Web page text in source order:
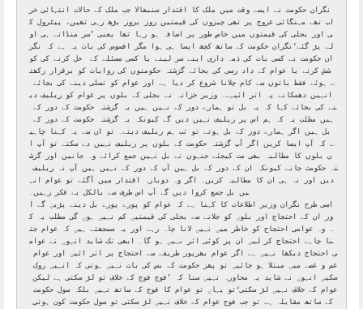
نگران حکومت نے ایسے وقت میں ملک کا اقتدار سنبھالا جب ملک کے حالات انتہائی خر
اب تھے مہنگائی عروج پر تھی چیزوں کی قیمتیں روز بروز بڑھ رہی تھیں، پیٹرول ک
ی اور بجلی کی قیمتوں میں خاص طور پر اضافہ ہو رہا تھا یعنی ’سر منڈاتے ہی او
لے پڑ گئے‘نگران حکومت کے ساتھ کچھ ایسا ہی ہوا مگر افسوس کی بات یہ ہے کہ نگر
ان حکومت نے کسی بات کی ذمہ داری اپنے سر لینے یا کسی مسئلے کے  حل کرنے کی کو
شش کرنے یا عوام کے داد رسی کی بجائے گزشتہ حکومتوں کی روایات کو برقرار رکھت
انہیں دھمکانے پہ اتر ائیہے۔ وزیر خزانہ نے بجلی کے بلوں پر عوام کو ریلیف دی
بل ہیں اگر ہمارے دور کے بل ہوتے تو تب ہم ریلیف دیتے۔ تو ان سے یہ کہنا چاہی
ے کہ آپ ایسا کریں اگر آپ گزشتہ حکومت کے بلوں پر ریلیف نہیں دے سکتے تو آپ ا
ن بلوں کا مطالبہ بھی مت کیجئے جنہوں نے بل نہیں جمع کرائے وہ جانیں اور گزش
تہ حکومت جانے کیونکہ ان کے دور کے بل ہیں آپ کے دور کے نہیں ہیں آپ نہ ریلیف
دیں اور نہ ہی ان کا مطالبہ کریں۔ اگر وہ دوبارہ اقتدار میں آگئے تو عوام انہ
یں بل جمع کروا دیں گے آپ اس طرف سے بالکل بے فکر رہیں۔
اسی طرح نگران وزیر اطلاعات کا کہنا ہے کہ عوام کو پورے پورے بل دینے پڑیں گے ا
ور ان کے احتجاج اور بلوں کو جلانے سے بجلی کی قیمتیں کم نہیں ہوں گی مطلب یہ ک
ہ وہ عوامی احتجاج کو خاطر میں نہیں لانا چاہ رہے اور یہ سمجھتے ہیں کہ عوام جت
نا چاہے احتجاج کر لیں ان پر کوئی اثر نہیں ہو گا۔ ابھی تک شاید انہوں نے عوام
کے ساتھ مقابلہ ہے تو جب فوج عوام کے خلاف نہیں لڑ سکتی تو سول حکومت کون ہوتی